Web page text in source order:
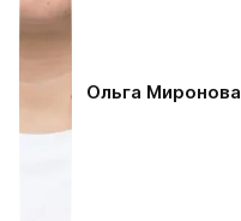
Ольга Миронова